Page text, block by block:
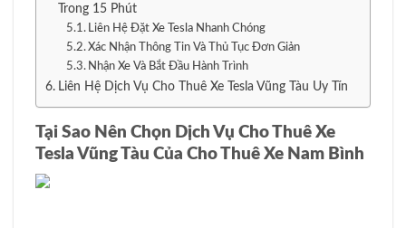
Trong 15 Phút
Liên Hệ Đặt Xe Tesla Nhanh Chóng
Xác Nhận Thông Tin Và Thủ Tục Đơn Giản
Nhận Xe Và Bắt Đầu Hành Trình
Liên Hệ Dịch Vụ Cho Thuê Xe Tesla Vũng Tàu Uy Tín
Tại Sao Nên Chọn Dịch Vụ Cho Thuê Xe
Tesla Vũng Tàu Của Cho Thuê Xe Nam Bình